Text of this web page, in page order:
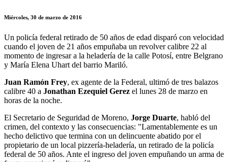
Miércoles, 30 de marzo de 2016
Un policía federal retirado de 50 años de edad disparó con velocidad
cuando el joven de 21 años empuñaba un revolver calibre 22 al
momento de ingresar a la heladería de la calle Potosí, entre Belgrano
y María Elena Uhart del barrio Mariló.
Juan Ramón Frey, ex agente de la Federal, ultimó de tres balazos
calibre 40 a Jonathan Ezequiel Gerez el lunes 28 de marzo en
horas de la noche.
El Secretario de Seguridad de Moreno, Jorge Duarte, habló del
crimen, del contexto y las consecuencias: "Lamentablemente es un
hecho delictivo que termina con un delincuente abatido por el
propietario de un local pizzería-heladería, un retirado de la policía
federal de 50 años. Ante el ingreso del joven empuñando un arma de